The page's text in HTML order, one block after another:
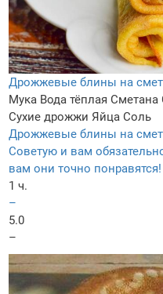
Дрожжевые блины на
Мука Вода тёплая Сметана
Сухие дрожжи Яйца Соль
Дрожжевые блины на
Советую и вам
вам они точно понравятся!
1 ч.
–
5.0
–